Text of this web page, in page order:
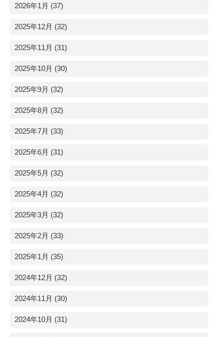
2026年1月 (37)
2025年12月 (32)
2025年11月 (31)
2025年10月 (30)
2025年9月 (32)
2025年8月 (32)
2025年7月 (33)
2025年6月 (31)
2025年5月 (32)
2025年4月 (32)
2025年3月 (32)
2025年2月 (33)
2025年1月 (35)
2024年12月 (32)
2024年11月 (30)
2024年10月 (31)